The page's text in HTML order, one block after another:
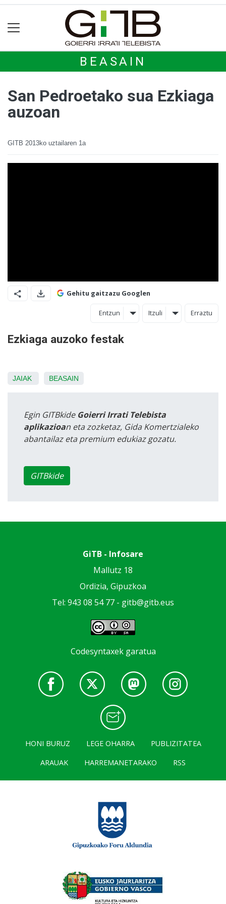
BEASAIN
San Pedroetako sua Ezkiaga
auzoan
GITB 2013ko uztailaren 1a
Gehitu gaitzazu Googlen
Entzun Itzuli Erraztu
Ezkiaga auzoko festak
JAIAK BEASAIN
Egin GITBkide Goierri Irrati Telebista
aplikazioan eta zozketaz, Gida Komertzialeko
abantailaz eta premium edukiaz gozatu.
GITBkide
GiTB - Infosare
Mallutz 18
Ordizia, Gipuzkoa
Tel: 943 08 54 77 - gitb@gitb.eus
Codesyntaxek garatua
HONI BURUZ LEGE OHARRA
PUBLIZITATEA
ARAUAK
HARREMANETARAKO RSS